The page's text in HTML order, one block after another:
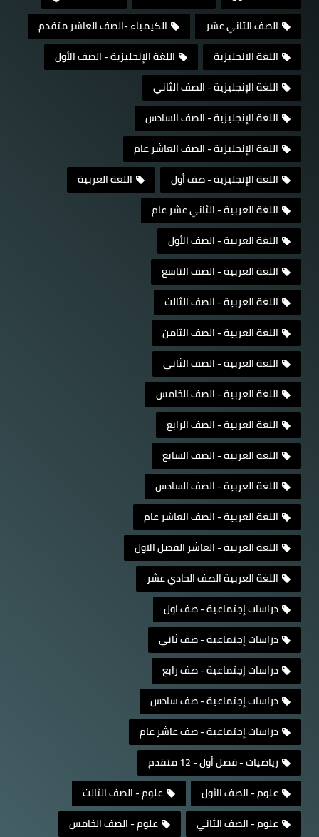
الصف الثاني عشر
الكيمياء -الصف العاشر متقدم
اللغة الانجليزية
اللغة الإنجليزية - الصف الأول
اللغة الإنجليزية - الصف الثاني
اللغة الإنجليزية - الصف السادس
اللغة الإنجليزية - الصف العاشر عام
اللغة الإنجليزية - صف أول
اللغة العربية
اللغة العربية - الثاني عشر عام
اللغة العربية - الصف الأول
اللغة العربية - الصف التاسع
اللغة العربية - الصف الثالث
اللغة العربية - الصف الثامن
اللغة العربية - الصف الثاني
اللغة العربية - الصف الخامس
اللغة العربية - الصف الرابع
اللغة العربية - الصف السابع
اللغة العربية - الصف السادس
اللغة العربية - الصف العاشر عام
اللغة العربية - العاشر الفصل الاول
اللغة العربية الصف الحادي عشر
دراسات إجتماعية - صف اول
دراسات إجتماعية - صف ثاني
دراسات إجتماعية - صف رابع
دراسات إجتماعية - صف سادس
دراسات إجتماعية - صف عاشر عام
رياضيات - فصل أول - 12 متقدم
علوم - الصف الأول
علوم - الصف الثالث
علوم - الصف الثاني
علوم - الصف الخامس